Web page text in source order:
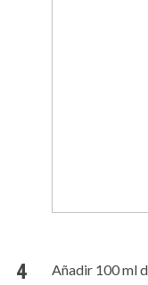
Añadir 100 ml